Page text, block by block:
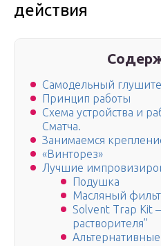
действия
Самодельный
Принцип работы
Схема устройства и
Сматча.
Занимаемся
«Винторез»
Лучшие
Подушка
Масляный
Solvent Trap Kit
растворителя”